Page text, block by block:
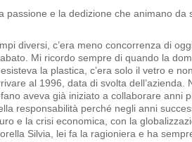
e la dedizione che animano
diversi, c’era meno concorrenza di
Mi ricordo sempre di quando la
la plastica, c’era solo il vetro e
al 1996, data di svolta dell’azienda.
aveva già iniziato a collaborare anni
responsabilità perché negli anni
e la crisi economica, con la
Silvia, lei fa la ragioniera e ha